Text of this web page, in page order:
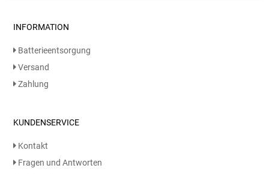
Haushaltsreiniger
Isotonische / Energy / Eiskaffee
Kaffee / Tee Zubehör
Kakao
INFORMATION
Batterieentsorgung
Versand
Zahlung
KUNDENSERVICE
Kontakt
Fragen und Antworten